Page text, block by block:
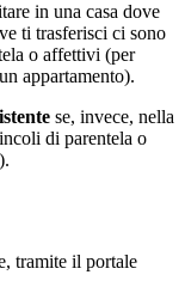
in una casa dove
ti trasferisci ci sono
o affettivi (per
appartamento).
se, invece, nella
di parentela o
tramite il portale